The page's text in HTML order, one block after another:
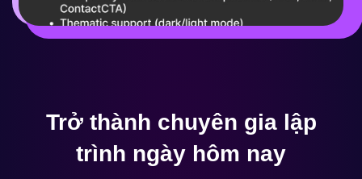
Trở thành chuyên gia lập
trình ngày hôm nay